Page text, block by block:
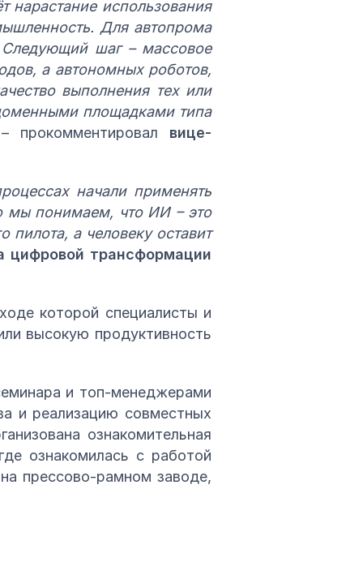
использования
Для автопрома
Следующий шаг – массовое
а автономных роботов,
выполнения тех или
площадками типа
прокомментировал вице-
начали применять
мы понимаем, что ИИ – это
а человеку оставит
цифровой трансформации
которой специалисты и
высокую продуктивность
и топ-менеджерами
и реализацию совместных
ознакомительная
ознакомилась с работой
прессово-рамном заводе,